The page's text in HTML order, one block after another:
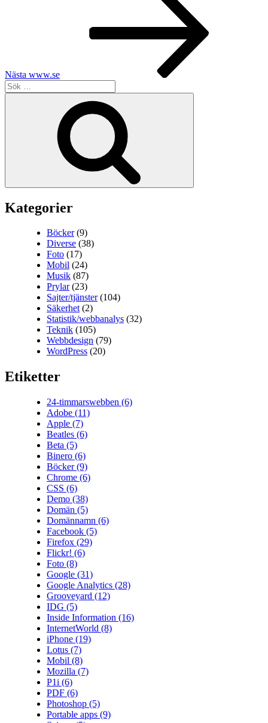
Nästa www.se
Sök
efter:
Kategorier
Böcker(9)
Diverse (38)
Foto (17)
Mobil (24)
Musik (87)
Prylar(23)
Sajter/tjänster(104)
Säkerhet(2)
Statistik/webbanalys (32)
Teknik (105)
Webbdesign (79)
WordPress (20)
Etiketter
24-timmarswebben (6)
Adobe (11)
Apple (7)
Beatles (6)
Beta (5)
Binero (6)
Böcker(9)
Chrome (6)
CSS (6)
Demo (38)
Domän (5)
Domännamn (6)
Facebook (5)
Firefox (29)
Flickr! (6)
Foto (8)
Google (31)
Google Analytics (28)
Grooveyard (12)
IDG (5)
Inside Information (16)
InternetWorld (8)
iPhone (19)
Lotus (7)
Mobil (8)
Mozilla (7)
P1i (6)
PDF (6)
Photoshop (5)
Portable apps (9)